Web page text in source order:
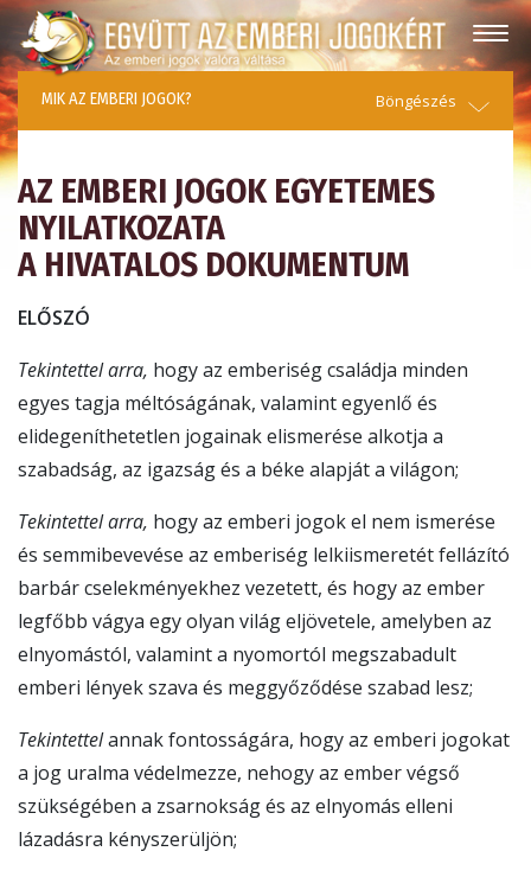
MIK AZ EMBERI JOGOK? Böngészés
AZ EMBERI JOGOK EGYETEMES
NYILATKOZATA
A HIVATALOS DOKUMENTUM
ELŐSZÓ
Tekintettel arra, hogy az emberiség családja minden
egyes tagja méltóságának, valamint egyenlő és
elidegeníthetetlen jogainak elismerése alkotja a
szabadság, az igazság és a béke alapját a világon;
Tekintettel arra, hogy az emberi jogok el nem ismerése
és semmibevevése az emberiség lelkiismeretét fellázító
barbár cselekményekhez vezetett, és hogy az ember
legfőbb vágya egy olyan világ eljövetele, amelyben az
elnyomástól, valamint a nyomortól megszabadult
emberi lények szava és meggyőződése szabad lesz;
Tekintettelannak fontosságára, hogy az emberi jogokat
a jog uralma védelmezze, nehogy az ember végső
szükségében a zsarnokság és az elnyomás elleni
lázadásra kényszerüljön;